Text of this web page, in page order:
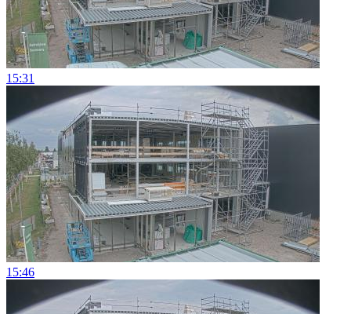
15:31
15:46